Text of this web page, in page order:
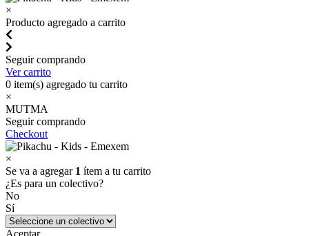
×
Producto agregado a carrito
Seguir comprando
Ver carrito
0 item(s) agregado tu carrito
×
MUTMA
Seguir comprando
Checkout
×
Se va a agregar 1 ítem a tu carrito
¿Es para un colectivo?
No
Sí
Aceptar